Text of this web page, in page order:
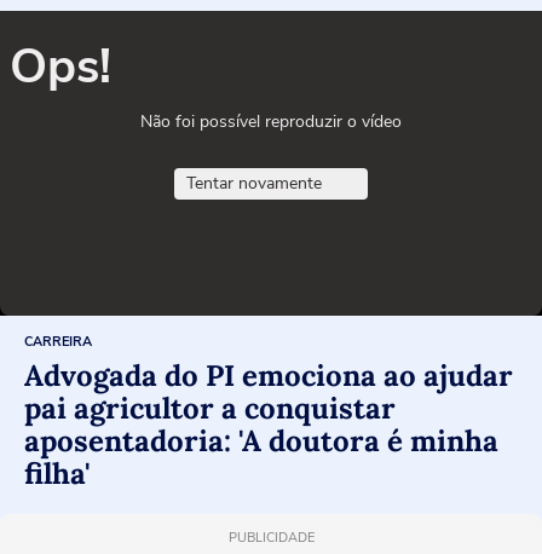
Ops!
Não foi possível reproduzir o vídeo
Tentar novamente
CARREIRA
Advogada do PI emociona ao ajudar
pai agricultor a conquistar
aposentadoria: 'A doutora é minha
filha'
PUBLICIDADE